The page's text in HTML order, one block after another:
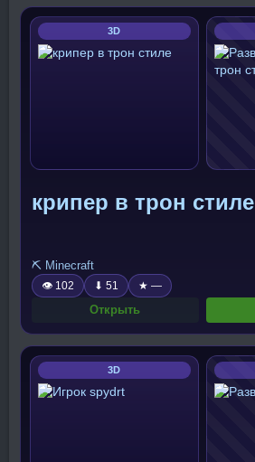
3D
крипер в трон стиле
⛏️ Minecraft
👁 102 ⬇ 51 ★ —
Открыть
3D